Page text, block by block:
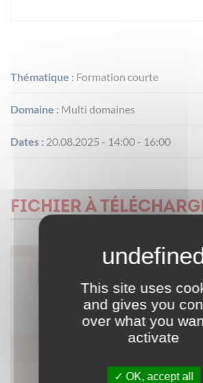
Thématique : Formation courte
Domaine : Multi domaines
Dates : 20.08.2025 - 14:00 - 16:00
FICHIER À
flyer declic code
de la route.pdf
Type :pdf
330.73 ko
Télécharger
This site uses
and gives you
over what you
activate
OK, accept all